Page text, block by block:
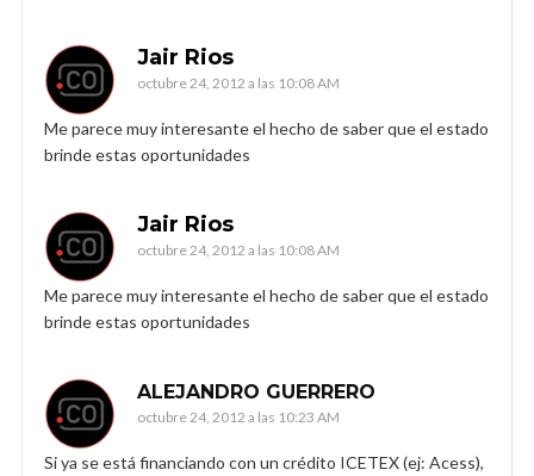
Jair Rios
octubre 24, 2012 a las 10:08 AM
Me parece muy interesante el hecho de saber que el estado
brinde estas oportunidades
Jair Rios
octubre 24, 2012 a las 10:08 AM
Me parece muy interesante el hecho de saber que el estado
brinde estas oportunidades
ALEJANDRO GUERRERO
octubre 24, 2012 a las 10:23 AM
Si ya se está financiando con un crédito ICETEX (ej: Acess),